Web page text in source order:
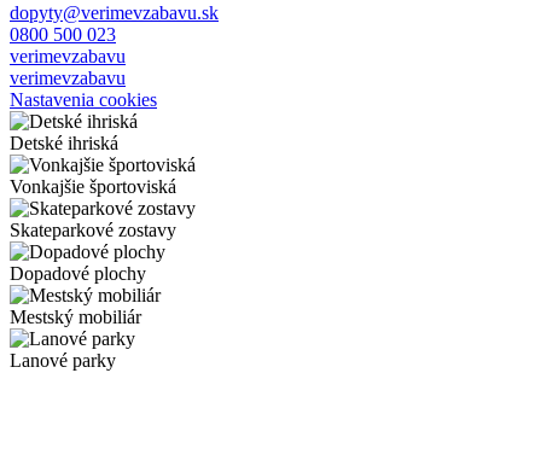
dopyty@verimevzabavu.sk
0800 500 023
verimevzabavu
verimevzabavu
Nastavenia cookies
Detské ihriská
Vonkajšie športoviská
Skateparkové zostavy
Dopadové plochy
Mestský mobiliár
Lanové parky